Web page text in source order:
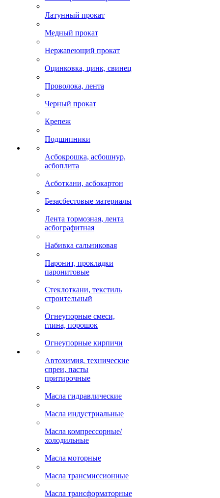
Латунный прокат
Медный прокат
Нержавеющий прокат
Оцинковка, цинк, свинец
Проволока, лента
Черный прокат
Крепеж
Подшипники
Асбокрошка, асбошнур,
асбоплита
Асботкани, асбокартон
Безасбестовые материалы
Лента тормозная, лента
асбографитная
Набивка сальниковая
Паронит, прокладки
паронитовые
Стеклоткани, текстиль
строительный
Огнеупорные смеси,
глина, порошок
Огнеупорные кирпичи
Автохимия, технические
спреи, пасты
притирочные
Масла гидравлические
Масла индустриальные
Масла компрессорные/
холодильные
Масла моторные
Масла трансмиссионные
Масла трансформаторные